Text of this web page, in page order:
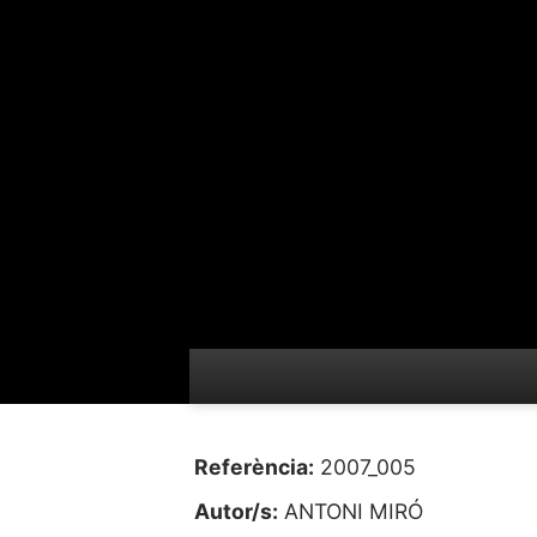
Referència: 2007_005
Autor/s: ANTONI MIRÓ